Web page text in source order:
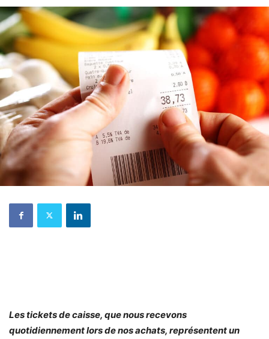
Les tickets de caisse, que nous recevons
quotidiennement lors de nos achats, représentent un